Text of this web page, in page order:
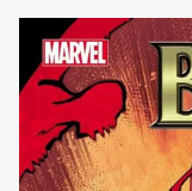
mostruosi e
torna per un altro
Harkness fa da